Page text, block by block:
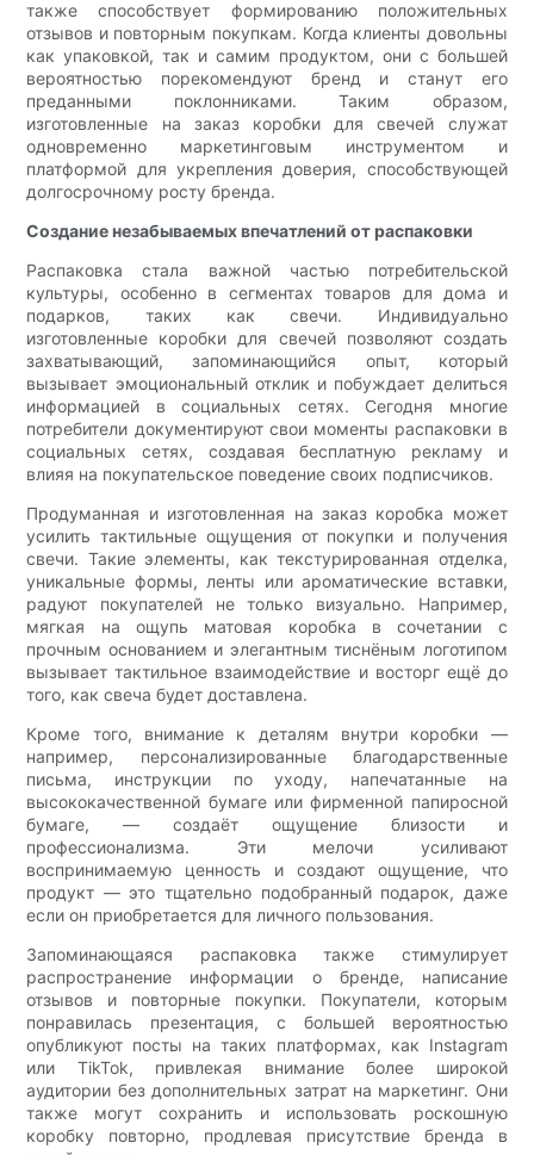
также способствует формированию положительных
отзывов и повторным покупкам. Когда клиенты довольны
как упаковкой, так и самим продуктом, они с большей
вероятностью порекомендуют бренд и станут его
преданными поклонниками. Таким образом,
изготовленные на заказ коробки для свечей служат
одновременно маркетинговым инструментом и
платформой для укрепления доверия, способствующей
долгосрочному росту бренда.
Создание незабываемых впечатлений от распаковки
Распаковка стала важной частью потребительской
культуры, особенно в сегментах товаров для дома и
подарков, таких как свечи. Индивидуально
изготовленные коробки для свечей позволяют создать
захватывающий, запоминающийся опыт, который
вызывает эмоциональный отклик и побуждает делиться
информацией в социальных сетях. Сегодня многие
потребители документируют свои моменты распаковки в
социальных сетях, создавая бесплатную рекламу и
влияя на покупательское поведение своих подписчиков.
Продуманная и изготовленная на заказ коробка может
усилить тактильные ощущения от покупки и получения
свечи. Такие элементы, как текстурированная отделка,
уникальные формы, ленты или ароматические вставки,
радуют покупателей не только визуально. Например,
мягкая на ощупь матовая коробка в сочетании с
прочным основанием и элегантным тиснёным логотипом
вызывает тактильное взаимодействие и восторг ещё до
того, как свеча будет доставлена.
Кроме того, внимание к деталям внутри коробки —
например, персонализированные благодарственные
письма, инструкции по уходу, напечатанные на
высококачественной бумаге или фирменной папиросной
бумаге, — создаёт ощущение близости и
профессионализма. Эти мелочи усиливают
воспринимаемую ценность и создают ощущение, что
продукт — это тщательно подобранный подарок, даже
если он приобретается для личного пользования.
Запоминающаяся распаковка также стимулирует
распространение информации о бренде, написание
отзывов и повторные покупки. Покупатели, которым
понравилась презентация, с большей вероятностью
опубликуют посты на таких платформах, как Instagram
или TikTok, привлекая внимание более широкой
аудитории без дополнительных затрат на маркетинг. Они
также могут сохранить и использовать роскошную
коробку повторно, продлевая присутствие бренда в